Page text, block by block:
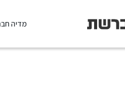
מדיה